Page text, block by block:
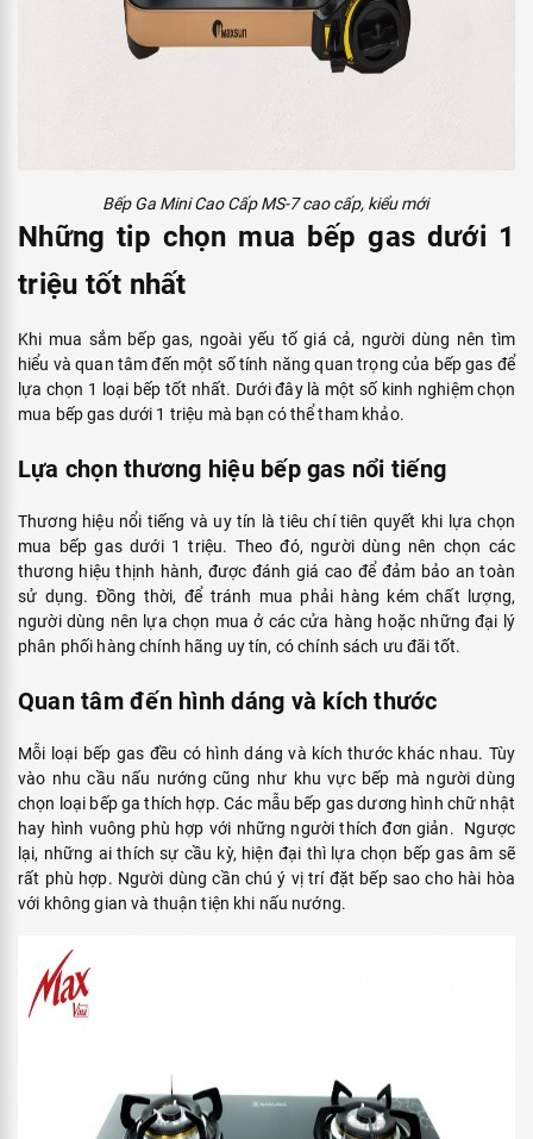
Bếp Ga Mini Cao Cấp MS-7 cao cấp, kiểu mới
Những tip chọn mua bếp gas dưới 1
triệu tốt nhất
Khi mua sắm bếp gas, ngoài yếu tố giá cả, người dùng nên tìm
hiểu và quan tâm đến một số tính năng quan trọng của bếp gas để
lựa chọn 1 loại bếp tốt nhất. Dưới đây là một số kinh nghiệm chọn
mua bếp gas dưới 1 triệu mà bạn có thể tham khảo.
Lựa chọn thương hiệu bếp gas nổi tiếng
Thương hiệu nổi tiếng và uy tín là tiêu chí tiên quyết khi lựa chọn
mua bếp gas dưới 1 triệu. Theo đó, người dùng nên chọn các
thương hiệu thịnh hành, được đánh giá cao để đảm bảo an toàn
sử dụng. Đồng thời, để tránh mua phải hàng kém chất lượng,
người dùng nên lựa chọn mua ở các cửa hàng hoặc những đại lý
phân phối hàng chính hãng uy tín, có chính sách ưu đãi tốt.
Quan tâm đến hình dáng và kích thước
Mỗi loại bếp gas đều có hình dáng và kích thước khác nhau. Tùy
vào nhu cầu nấu nướng cũng như khu vực bếp mà người dùng
chọn loại bếp ga thích hợp. Các mẫu bếp gas dương hình chữ nhật
hay hình vuông phù hợp với những người thích đơn giản. Ngược
lại, những ai thích sự cầu kỳ, hiện đại thì lựa chọn bếp gas âm sẽ
rất phù hợp. Người dùng cần chú ý vị trí đặt bếp sao cho hài hòa
với không gian và thuận tiện khi nấu nướng.